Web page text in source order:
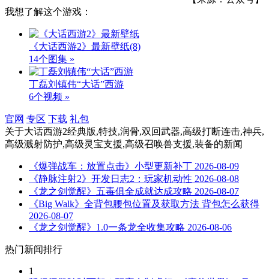
我想了解这个游戏：
《大话西游2》最新壁纸(8)
14个图集 »
丁磊刘镇伟“大话”西游
6个视频 »
官网 专区 下载 礼包
关于大话西游2经典版,特技,润骨,双回武器,高级打断连击,神兵,
高级溅射防护,高级灵宝支援,高级召唤兽支援,装备的新闻
《爆弹战车：放置点击》小型更新补丁 2026-08-09
《静脉注射2》开发日志2：玩家机动性 2026-08-08
《龙之剑觉醒》五毒俱全成就达成攻略 2026-08-07
《Big Walk》全背包腰包位置及获取方法 背包怎么获得
2026-08-07
《龙之剑觉醒》1.0一条龙全收集攻略 2026-08-06
热门新闻排行
1